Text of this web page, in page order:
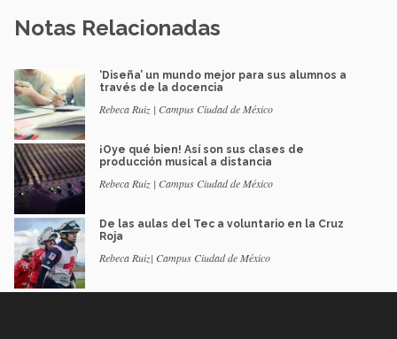
Notas Relacionadas
‘Diseña’ un mundo mejor para sus alumnos a
través de la docencia
Rebeca Ruiz | Campus Ciudad de México
¡Oye qué bien! Así son sus clases de
producción musical a distancia
Rebeca Ruiz | Campus Ciudad de México
De las aulas del Tec a voluntario en la Cruz
Roja
Rebeca Ruiz| Campus Ciudad de México